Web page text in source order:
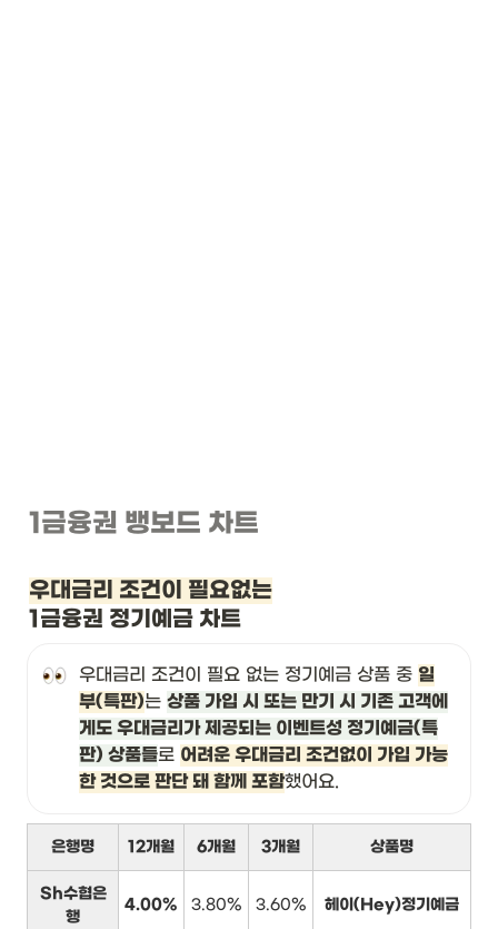
1금융권 뱅보드 차트
우대금리 조건이 필요없는
1금융권 정기예금 차트
우대금리 조건이 필요 없는 정기예금 상품 중 일
부(특판)는 상품 가입 시 또는 만기 시 기존 고객에
게도 우대금리가 제공되는 이벤트성 정기예금(특
판) 상품들로 어려운 우대금리 조건없이 가입 가능
한 것으로 판단 돼 함께 포함했어요.
은행명 12개월 6개월 3개월 상품명
Sh수협은
행
4.00% 3.80% 3.60% 헤이(Hey)정기예금